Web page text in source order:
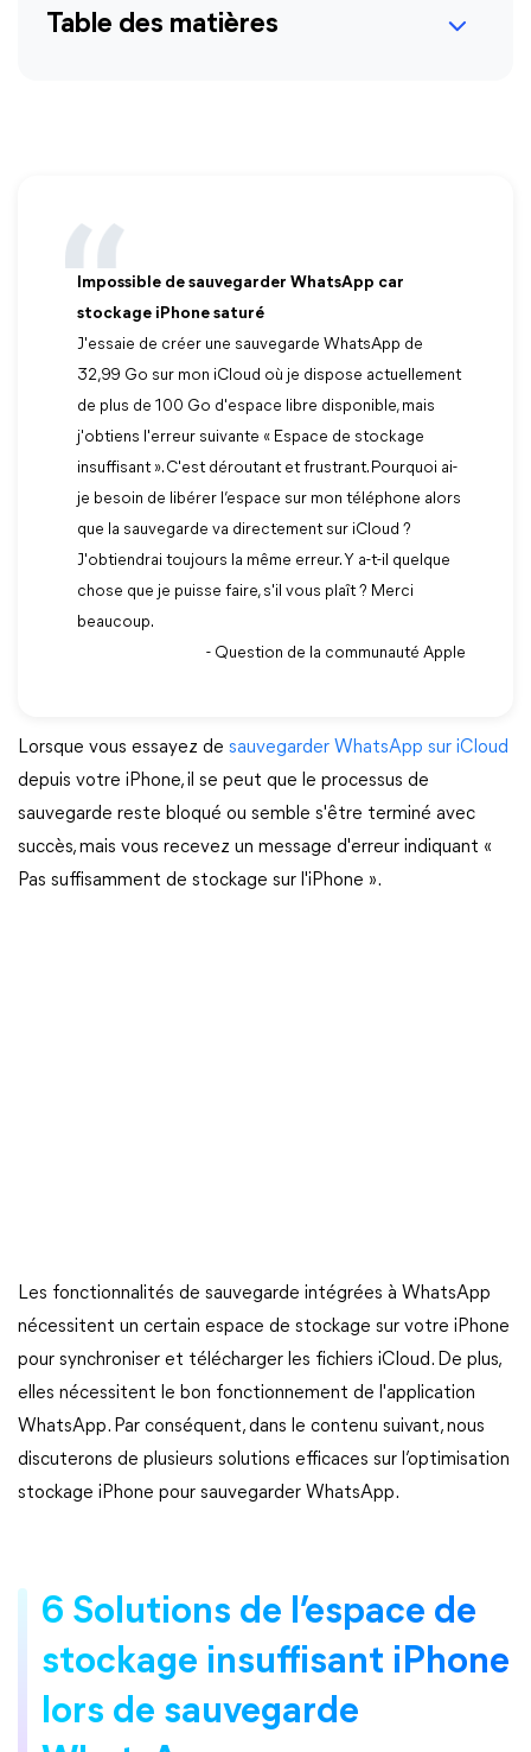
Table des matières
Impossible de sauvegarder WhatsApp car
stockage iPhone saturé
J'essaie de créer une sauvegarde WhatsApp de
32,99 Go sur mon iCloud où je dispose actuellement
de plus de 100 Go d'espace libre disponible, mais
j'obtiens l'erreur suivante « Espace de stockage
insuffisant ». C'est déroutant et frustrant. Pourquoi ai-
je besoin de libérer l’espace sur mon téléphone alors
que la sauvegarde va directement sur iCloud ?
J'obtiendrai toujours la même erreur. Y a-t-il quelque
chose que je puisse faire, s'il vous plaît ? Merci
beaucoup.
- Question de la communauté Apple
Lorsque vous essayez de sauvegarder WhatsApp sur iCloud
depuis votre iPhone, il se peut que le processus de
sauvegarde reste bloqué ou semble s'être terminé avec
succès, mais vous recevez un message d'erreur indiquant «
Pas suffisamment de stockage sur l'iPhone ».
Les fonctionnalités de sauvegarde intégrées à WhatsApp
nécessitent un certain espace de stockage sur votre iPhone
pour synchroniser et télécharger les fichiers iCloud. De plus,
elles nécessitent le bon fonctionnement de l'application
WhatsApp. Par conséquent, dans le contenu suivant, nous
discuterons de plusieurs solutions efficaces sur l’optimisation
stockage iPhone pour sauvegarder WhatsApp.
6 Solutions de l’espace de
stockage insuffisant iPhone
lors de sauvegarde